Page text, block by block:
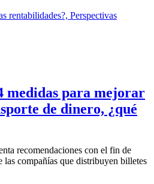
medidas para mejorar
de dinero, ¿qué
recomendaciones con el fin de
las compañías que distribuyen billetes